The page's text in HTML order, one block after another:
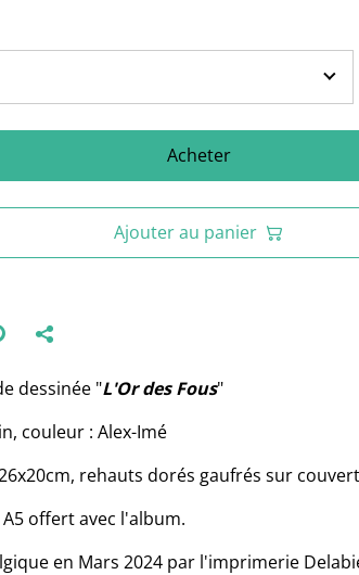
Acheter
Ajouter au panier
dessinée "L'Or des Fous"
couleur : Alex-Imé
rehauts dorés gaufrés sur
offert avec l'album.
en Mars 2024 par l'imprimerie